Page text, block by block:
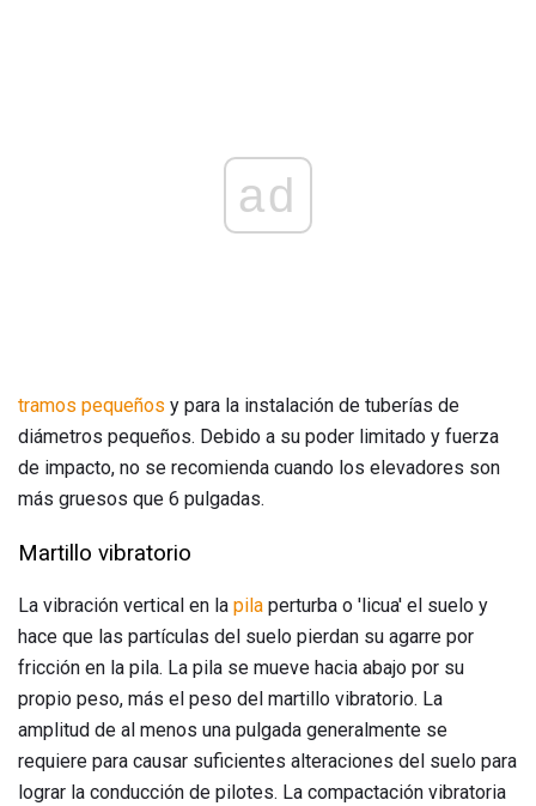
ad
tramos pequeños y para la instalación de tuberías de
diámetros pequeños. Debido a su poder limitado y fuerza
de impacto, no se recomienda cuando los elevadores son
más gruesos que 6 pulgadas.
Martillo vibratorio
La vibración vertical en la pila perturba o 'licua' el suelo y
hace que las partículas del suelo pierdan su agarre por
fricción en la pila. La pila se mueve hacia abajo por su
propio peso, más el peso del martillo vibratorio. La
amplitud de al menos una pulgada generalmente se
requiere para causar suficientes alteraciones del suelo para
lograr la conducción de pilotes. La compactación vibratoria